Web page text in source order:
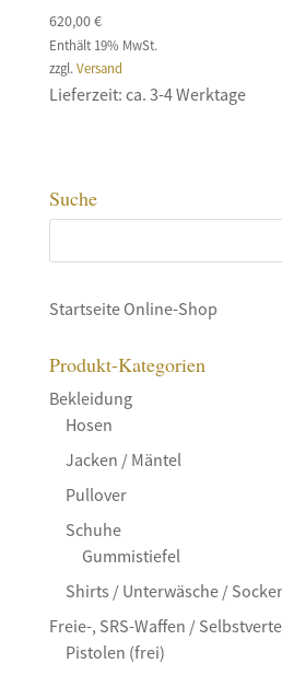
620,00€
Enthält 19% MwSt.
zzgl. Versand
Lieferzeit: ca. 3-4 Werktage
Suche
Startseite Online-Shop
Produkt-Kategorien
Bekleidung
Hosen
Jacken / Mäntel
Pullover
Schuhe
Gummistiefel
Shirts / Unterwäsche /
Freie-, SRS-Waffen /
Pistolen (frei)